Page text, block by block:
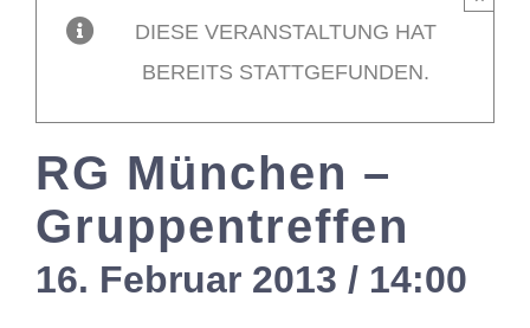
Mitglieder /
DIESE VERANSTALTUNG HAT
BEREITS STATTGEFUNDEN.
RG München –
Gruppentreffen
16. Februar 2013 / 14:00